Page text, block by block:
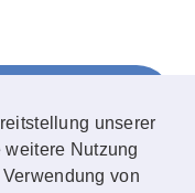
unserer
weitere Nutzung
von